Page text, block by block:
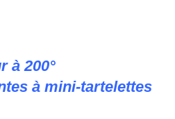
à 200°
à mini-tartelettes